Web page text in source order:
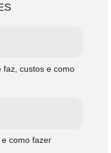
faz, custos e como
como fazer